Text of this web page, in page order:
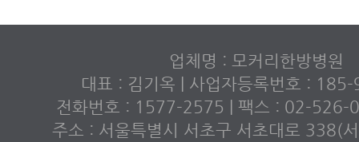
업체명 : 모커리한방병원
대표 : 김기옥 | 사업자등록번호 :
전화번호 : 1577-2575 | 팩스 : 02-526-
주소 : 서울특별시 서초구 서초대로 338(